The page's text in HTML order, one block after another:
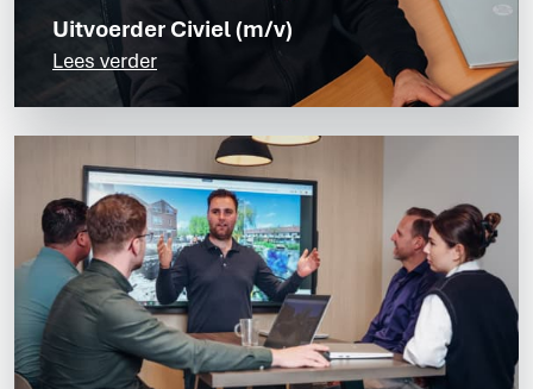
Uitvoerder Civiel (m/v)
Lees verder